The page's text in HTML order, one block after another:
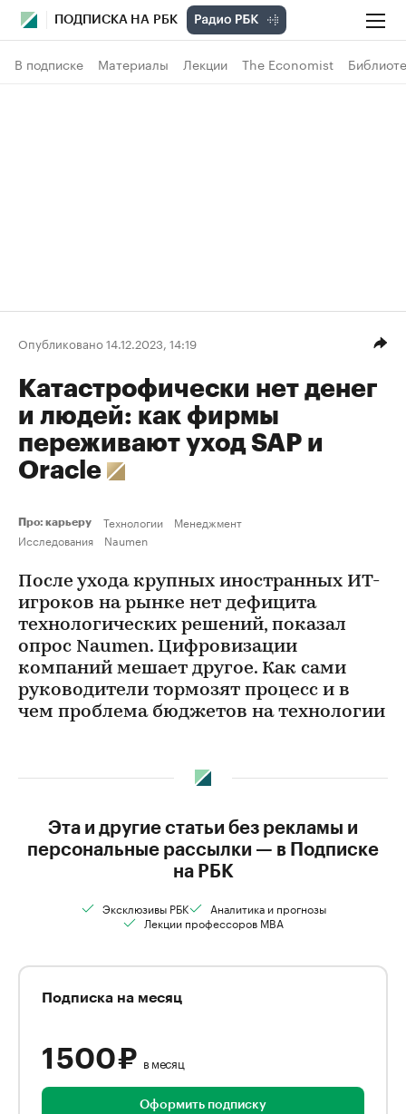
ПОДПИСКА НА РБК
В подписке Материалы Лекции The Economist
Опубликовано 14.12.2023, 14:19
Катастрофически нет денег
и людей: как фирмы
переживают уход SAP и
Oraсle
Про: карьеру Технологии
Менеджмент
Исследования
Naumen
После ухода крупных иностранных ИТ-
игроков на рынке нет дефицита
технологических решений, показал
опрос Naumen. Цифровизации
компаний мешает другое. Как сами
руководители тормозят процесс и в
чем проблема бюджетов на технологии
Эта и другие статьи без рекламы и
персональные рассылки — в Подписке
на РБК
Эксклюзивы РБК
Аналитика и прогнозы
Лекции профессоров MBA
Подписка на месяц
1 500 ₽ в месяц
Оформить подписку